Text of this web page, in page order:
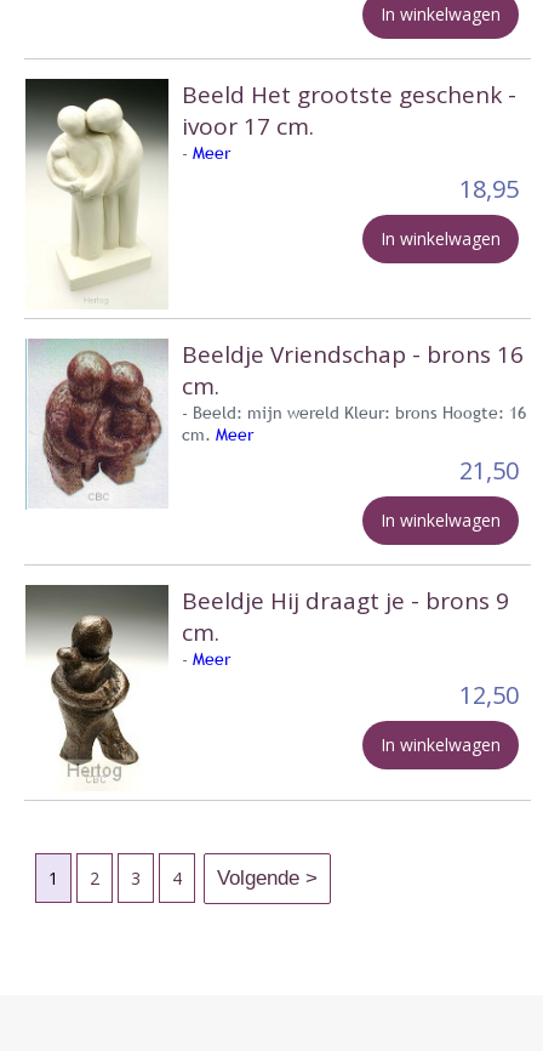
In winkelwagen
Beeld Het grootste geschenk -
ivoor 17 cm.
- Meer
18,95
In winkelwagen
Beeldje Vriendschap - brons 16
cm.
- Beeld: mijn wereld Kleur: brons Hoogte: 16
cm. Meer
21,50
In winkelwagen
Beeldje Hij draagt je - brons 9
cm.
- Meer
12,50
In winkelwagen
1 2 3 4